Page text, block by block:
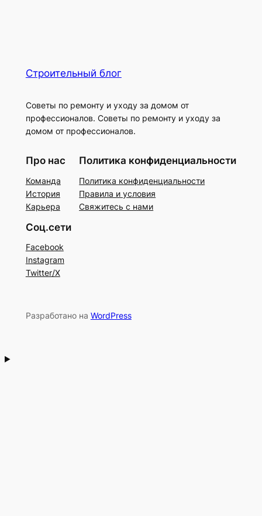
Строительный блог
Советы по ремонту и уходу за домом от
профессионалов. Советы по ремонту и уходу за
домом от профессионалов.
Про нас
Команда
История
Карьера
Политика конфиденциальности
Политика конфиденциальности
Правила и условия
Свяжитесь с нами
Соц.сети
Facebook
Instagram
Twitter/X
Разработано на WordPress